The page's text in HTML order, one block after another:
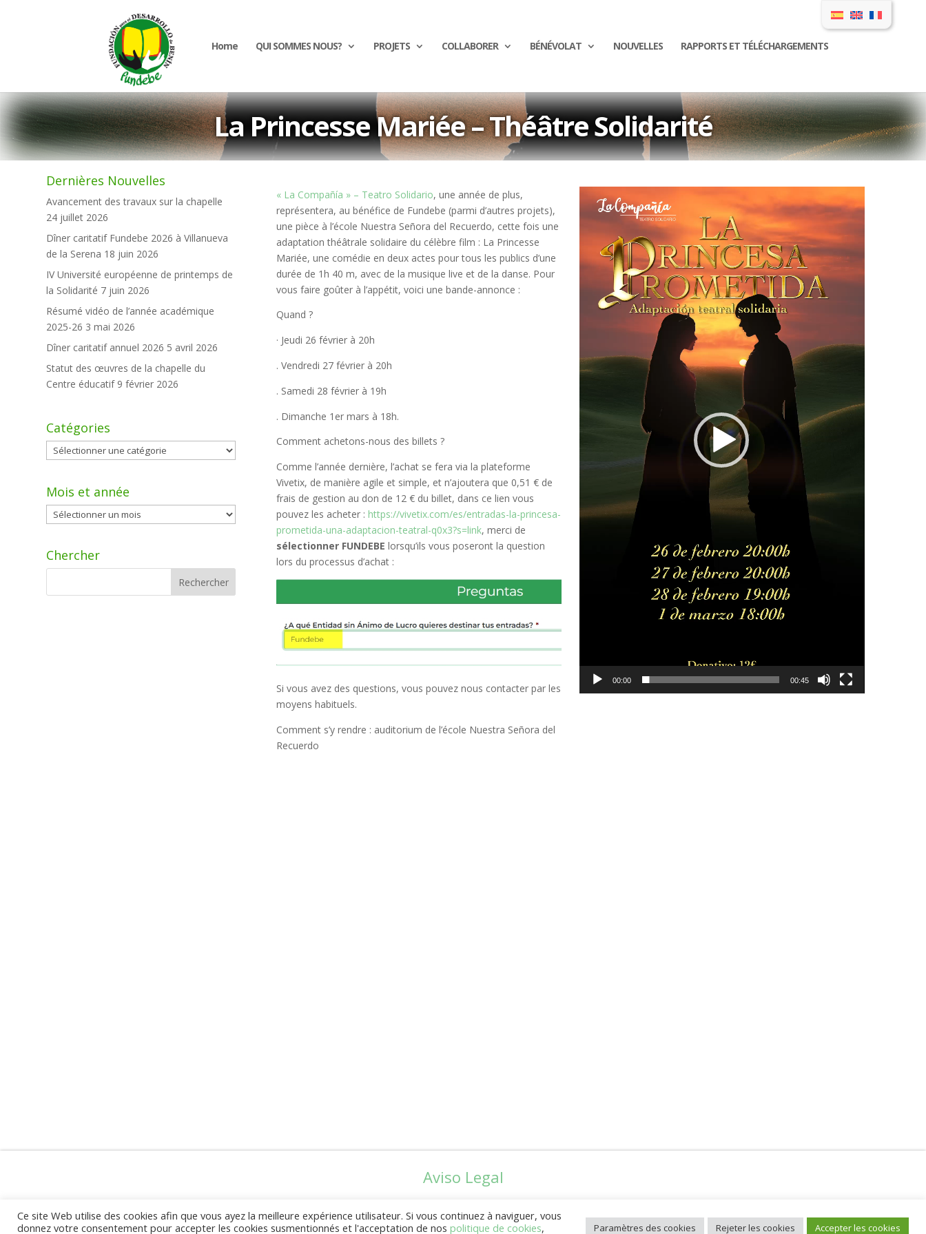
Home QUI SOMMES NOUS? PROJETS COLLABORER BÉNÉVOLAT NOUVELLES RAPPORTS ET TÉLÉCHARGEMENTS
La Princesse Mariée – Théâtre Solidarité
Dernières Nouvelles
Avancement des travaux sur la chapelle
24 juillet 2026
Dîner caritatif Fundebe 2026 à Villanueva
de la Serena 18 juin 2026
IV Université européenne de printemps de
la Solidarité 7 juin 2026
Résumé vidéo de l’année académique
2025-26 3 mai 2026
Dîner caritatif annuel 2026 5 avril 2026
Statut des œuvres de la chapelle du
Centre éducatif 9 février 2026
Catégories
Catégories
Mois et année
Mois
et
Chercher
« La Compañía » – Teatro Solidario, une année de plus,
représentera, au bénéfice de Fundebe (parmi d’autres projets),
une pièce à l’école Nuestra Señora del Recuerdo, cette fois une
adaptation théâtrale solidaire du célèbre film : La Princesse
Mariée, une comédie en deux actes pour tous les publics d’une
durée de 1h 40 m, avec de la musique live et de la danse. Pour
vous faire goûter à l’appétit, voici une bande-annonce :
Quand ?
· Jeudi 26 février à 20h
. Vendredi 27 février à 20h
. Samedi 28 février à 19h
. Dimanche 1er mars à 18h.
Comment achetons-nous des billets ?
Comme l’année dernière, l’achat se fera via la plateforme
Vivetix, de manière agile et simple, et n’ajoutera que 0,51 € de
frais de gestion au don de 12 € du billet, dans ce lien vous
pouvez les acheter : https://vivetix.com/es/entradas-la-princesa-
prometida-una-adaptacion-teatral-q0x3?s=link, merci de
sélectionner FUNDEBE lorsqu’ils vous poseront la question
lors du processus d’achat :
Si vous avez des questions, vous pouvez nous contacter par les
moyens habituels.
Comment s’y rendre : auditorium de l’école Nuestra Señora del
Recuerdo
Lecteur
vidéo
00:00 00:45
Aviso Legal
Fundación para el Desarrollo de Benín (FUNDEBE) G85509685
Ce site Web utilise des cookies afin que vous ayez la meilleure expérience utilisateur. Si vous continuez à naviguer, vous
donnez votre consentement pour accepter les cookies susmentionnés et l'acceptation de nos politique de cookies,
Paramètres des cookies Rejeter les cookies Accepter les cookies